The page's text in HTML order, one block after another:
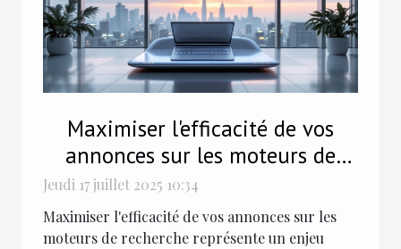
Maximiser l'efficacité de vos
annonces sur les moteurs de
recherche
Jeudi 17 juillet 2025 10:34
Maximiser l'efficacité de vos annonces sur les
moteurs de recherche représente un enjeu